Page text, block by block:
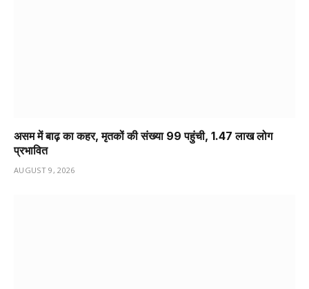
असम में बाढ़ का कहर, मृतकों की संख्या 99 पहुंची, 1.47 लाख लोग
प्रभावित
AUGUST 9, 2026